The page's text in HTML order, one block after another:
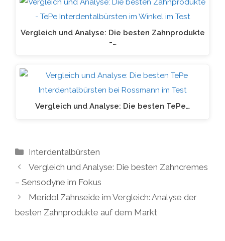
Vergleich und Analyse: Die besten Zahnprodukte
-…
Vergleich und Analyse: Die besten TePe…
Kategorien
Interdentalbürsten
Vergleich und Analyse: Die besten Zahncremes
– Sensodyne im Fokus
Meridol Zahnseide im Vergleich: Analyse der
besten Zahnprodukte auf dem Markt